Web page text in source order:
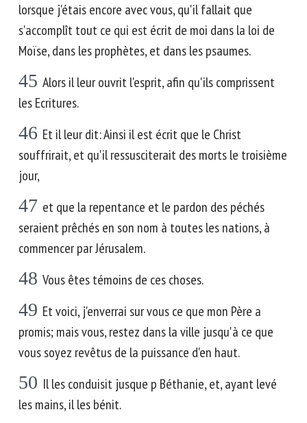
lorsque j'étais encore avec vous, qu'il fallait que
s'accomplît tout ce qui est écrit de moi dans la loi de
Moïse, dans les prophètes, et dans les psaumes.
45 Alors il leur ouvrit l'esprit, afin qu'ils comprissent
les Ecritures.
46 Et il leur dit: Ainsi il est écrit que le Christ
souffrirait, et qu'il ressusciterait des morts le troisième
jour,
47 et que la repentance et le pardon des péchés
seraient prêchés en son nom à toutes les nations, à
commencer par Jérusalem.
48 Vous êtes témoins de ces choses.
49 Et voici, j'enverrai sur vous ce que mon Père a
promis; mais vous, restez dans la ville jusqu'à ce que
vous soyez revêtus de la puissance d'en haut.
50 Il les conduisit jusque p Béthanie, et, ayant levé
les mains, il les bénit.